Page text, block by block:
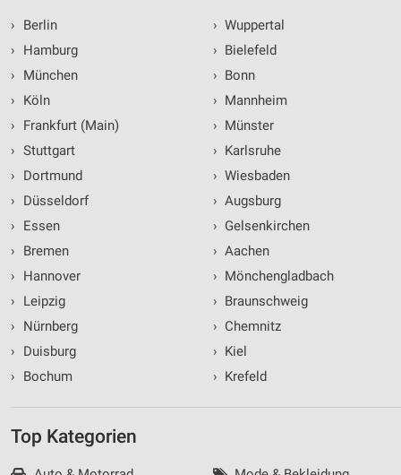
›
Berlin
›
Hamburg
›
München
›
Köln
›
Frankfurt (Main)
› Stuttgart
›
Dortmund
›
Düsseldorf
›
Essen
›
Bremen
›
Hannover
›
Leipzig
›
Nürnberg
›
Duisburg
›
Bochum
› Wuppertal
› Bielefeld
› Bonn
› Mannheim
› Münster
› Karlsruhe
› Wiesbaden
› Augsburg
› Gelsenkirchen
› Aachen
› Mönchengladbach
› Braunschweig
› Chemnitz
› Kiel
› Krefeld
Top Kategorien